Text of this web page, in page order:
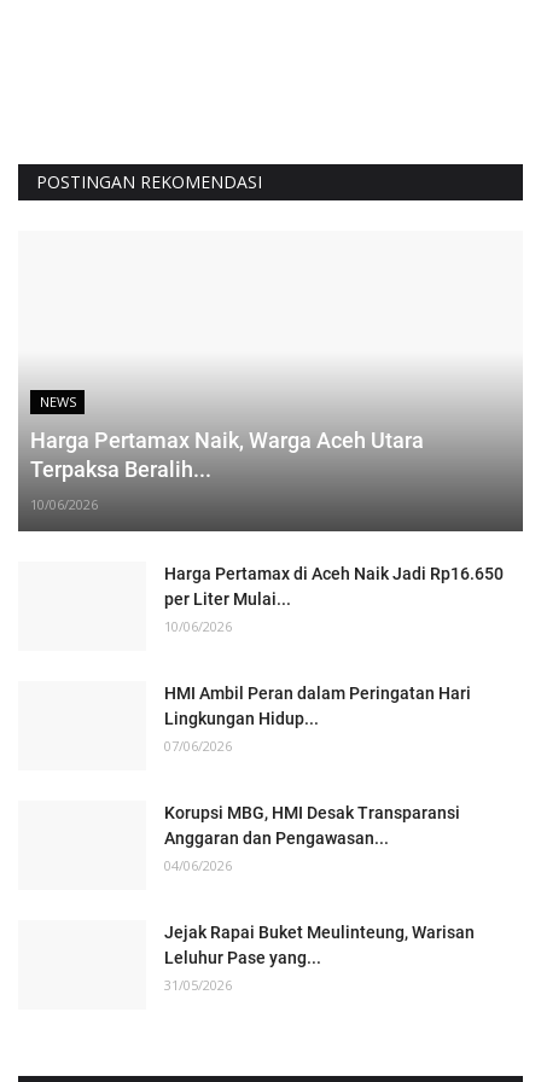
POSTINGAN REKOMENDASI
NEWS
Harga Pertamax Naik, Warga Aceh Utara
Terpaksa Beralih...
10/06/2026
Harga Pertamax di Aceh Naik Jadi Rp16.650
per Liter Mulai...
10/06/2026
HMI Ambil Peran dalam Peringatan Hari
Lingkungan Hidup...
07/06/2026
Korupsi MBG, HMI Desak Transparansi
Anggaran dan Pengawasan...
04/06/2026
Jejak Rapai Buket Meulinteung, Warisan
Leluhur Pase yang...
31/05/2026